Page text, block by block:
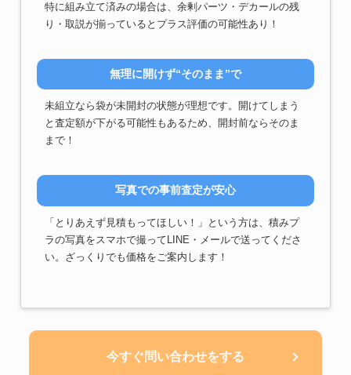
特に組み立て済みの場合は、余剰パーツ・デカールの残
り・取説が揃っているとプラス評価の可能性あり！
無理に開けず“そのまま”で
未組立なら袋が未開封の状態が理想です。開けてしまう
と査定額が下がる可能性もあるため、開封前ならそのま
まで！
写真での事前査定が安心
「とりあえず見積もってほしい！」という方は、積みプ
ラの写真をスマホで撮ってLINE・メールで送ってくださ
い。ざっくりでも価格をご案内します！
今すぐ問い合わせをする